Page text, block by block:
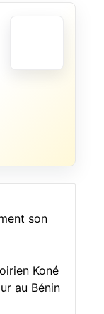
son
Koné
au Bénin